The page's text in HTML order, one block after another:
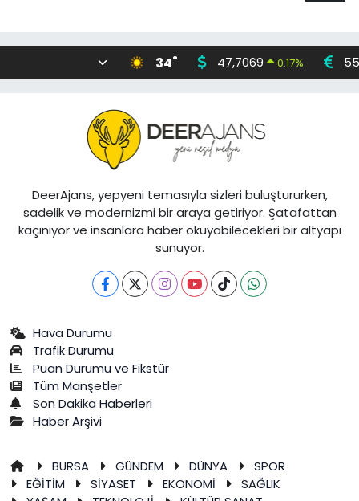
34° 47,7069 0.17%
DeerAjans, yepyeni temasıyla sizleri buluştururken,
sadelik ve modernizmi bir araya getiriyor. Şatafattan
kaçınıyor ve insanlara haber okuyabilecekleri bir altyapı
sunuyor.
Hava Durumu
Trafik Durumu
Puan Durumu ve Fikstür
Tüm Manşetler
Son Dakika Haberleri
Haber Arşivi
BURSA GÜNDEM DÜNYA
SPOR
EĞİTİM
SİYASET EKONOMİ
SAĞLIK